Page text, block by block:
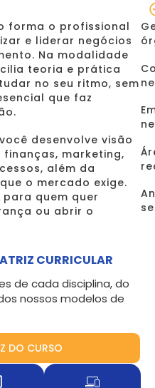
forma o profissional
e liderar negócios
Na modalidade
teoria e prática
no seu ritmo, sem
que faz
desenvolve visão
marketing,
além da
o mercado exige.
quem quer
ou abrir o
CURRICULAR
de cada disciplina, do
nossos modelos de
DO CURSO